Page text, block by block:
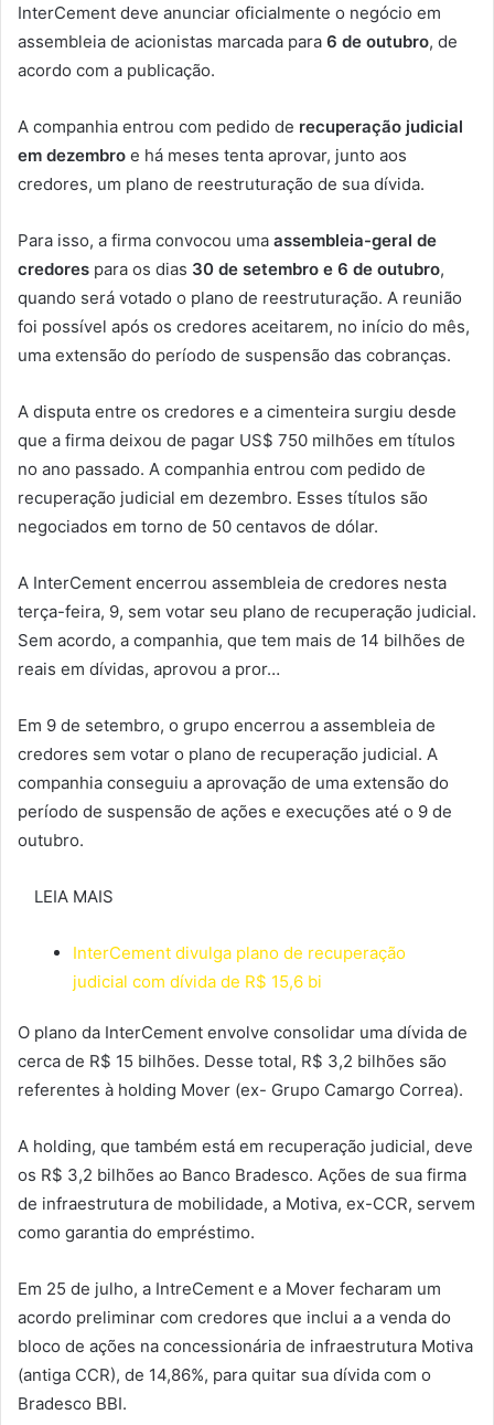
InterCement deve anunciar oficialmente o negócio em
assembleia de acionistas marcada para 6 de outubro, de
acordo com a publicação.
A companhia entrou com pedido de recuperação judicial
em dezembro e há meses tenta aprovar, junto aos
credores, um plano de reestruturação de sua dívida.
Para isso, a firma convocou uma assembleia-geral de
credores para os dias 30 de setembro e 6 de outubro,
quando será votado o plano de reestruturação. A reunião
foi possível após os credores aceitarem, no início do mês,
uma extensão do período de suspensão das cobranças.
A disputa entre os credores e a cimenteira surgiu desde
que a firma deixou de pagar US$ 750 milhões em títulos
no ano passado. A companhia entrou com pedido de
recuperação judicial em dezembro. Esses títulos são
negociados em torno de 50 centavos de dólar.
A InterCement encerrou assembleia de credores nesta
terça-feira, 9, sem votar seu plano de recuperação judicial.
Sem acordo, a companhia, que tem mais de 14 bilhões de
reais em dívidas, aprovou a pror…
Em 9 de setembro, o grupo encerrou a assembleia de
credores sem votar o plano de recuperação judicial. A
companhia conseguiu a aprovação de uma extensão do
período de suspensão de ações e execuções até o 9 de
outubro.
LEIA MAIS
InterCement divulga plano de recuperação
judicial com dívida de R$ 15,6 bi
O plano da InterCement envolve consolidar uma dívida de
cerca de R$ 15 bilhões. Desse total, R$ 3,2 bilhões são
referentes à holding Mover (ex- Grupo Camargo Correa).
A holding, que também está em recuperação judicial, deve
os R$ 3,2 bilhões ao Banco Bradesco. Ações de sua firma
de infraestrutura de mobilidade, a Motiva, ex-CCR, servem
como garantia do empréstimo.
Em 25 de julho, a IntreCement e a Mover fecharam um
acordo preliminar com credores que inclui a a venda do
bloco de ações na concessionária de infraestrutura Motiva
(antiga CCR), de 14,86%, para quitar sua dívida com o
Bradesco BBI.